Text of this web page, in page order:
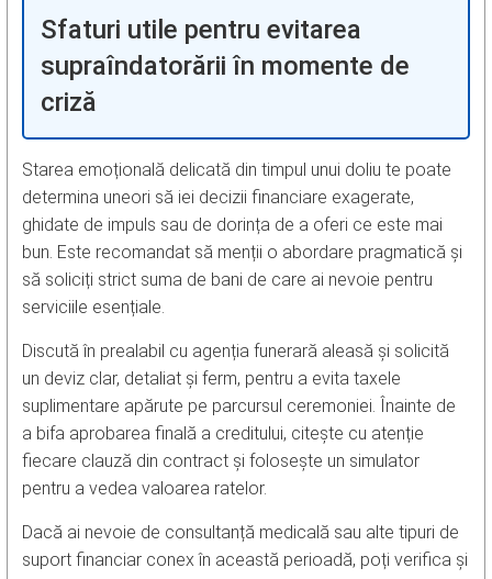
Sfaturi utile pentru evitarea
supraîndatorării în momente de
criză
Starea emoțională delicată din timpul unui doliu te poate
determina uneori să iei decizii financiare exagerate,
ghidate de impuls sau de dorința de a oferi ce este mai
bun. Este recomandat să menții o abordare pragmatică și
să soliciți strict suma de bani de care ai nevoie pentru
serviciile esențiale.
Discută în prealabil cu agenția funerară aleasă și solicită
un deviz clar, detaliat și ferm, pentru a evita taxele
suplimentare apărute pe parcursul ceremoniei. Înainte de
a bifa aprobarea finală a creditului, citește cu atenție
fiecare clauză din contract și folosește un simulator
pentru a vedea valoarea ratelor.
Dacă ai nevoie de consultanță medicală sau alte tipuri de
suport financiar conex în această perioadă, poți verifica și